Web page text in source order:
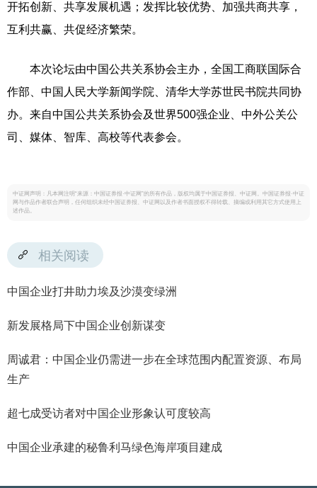
开拓创新、共享发展机遇；发挥比较优势、加强共商共享，
互利共赢、共促经济繁荣。
本次论坛由中国公共关系协会主办，全国工商联国际合
作部、中国人民大学新闻学院、清华大学苏世民书院共同协
办。来自中国公共关系协会及世界500强企业、中外公关公
司、媒体、智库、高校等代表参会。
中证网声明：凡本网注明“来源：中国证券报·中证网”的所有作品，版权均属于中国证券报、中证网。中国证券报·中证
网与作品作者联合声明，任何组织未经中国证券报、中证网以及作者书面授权不得转载、摘编或利用其它方式使用上
述作品。
相关阅读
中国企业打井助力埃及沙漠变绿洲
新发展格局下中国企业创新谋变
周诚君：中国企业仍需进一步在全球范围内配置资源、布局
生产
超七成受访者对中国企业形象认可度较高
中国企业承建的秘鲁利马绿色海岸项目建成